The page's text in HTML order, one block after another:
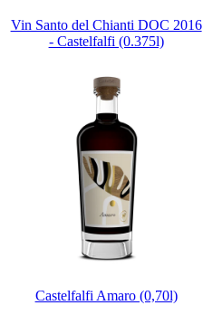
Vin Santo del Chianti DOC 2016
- Castelfalfi (0.375l)
Castelfalfi Amaro (0,70l)